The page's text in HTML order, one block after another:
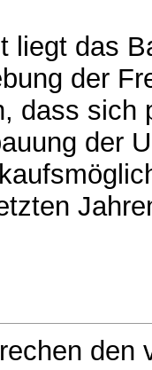
liegt das
der
dass sich
der
den